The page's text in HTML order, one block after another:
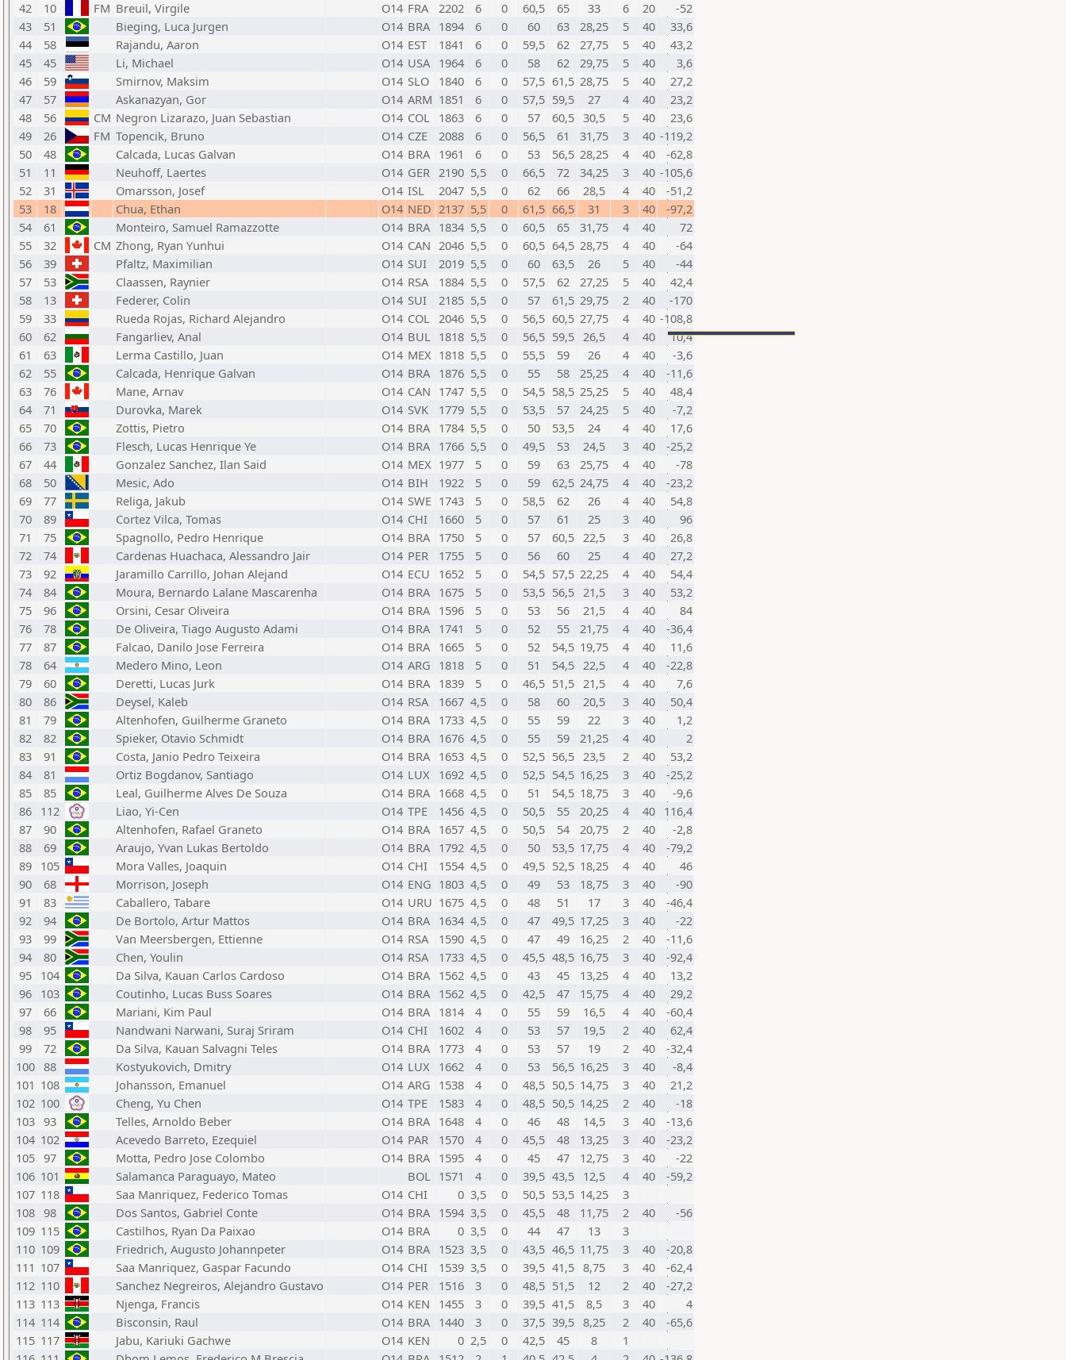
42
10 FM Breuil, Virgile O14 FRA 2202 6 0 60,5 65 33 6 20
-52
43
51 Bieging, Luca Jurgen O14 BRA 1894 6 0 60 63 28,25 5 40
33,6
44
58 Rajandu, Aaron O14 EST 1841 6 0 59,5 62 27,75 5 40
43,2
45
45 Li, Michael O14 USA 1964 6 0 58 62 29,75 5 40
3,6
46
59 Smirnov, Maksim O14 SLO 1840 6 0 57,5 61,5 28,75 5 40
27,2
47
57 Askanazyan, Gor O14 ARM 1851 6 0 57,5 59,5 27 4 40
23,2
48
56 CM Negron Lizarazo, Juan Sebastian O14 COL 1863 6 0 57 60,5 30,5 5 40
23,6
49
26 FM Topencik, Bruno O14 CZE 2088 6 0 56,5 61 31,75 3 40 -119,2
50
48 Calcada, Lucas Galvan O14 BRA 1961 6 0 53 56,5 28,25 4 40
-62,8
51
11 Neuhoff, Laertes O14 GER 2190 5,5 0 66,5 72 34,25 3 40 -105,6
52
31 Omarsson, Josef O14 ISL 2047 5,5 0 62 66 28,5 4 40
-51,2
53
18 Chua, Ethan O14 NED 2137 5,5 0 61,5 66,5 31 3 40
-97,2
54
61 Monteiro, Samuel Ramazzotte O14 BRA 1834 5,5 0 60,5 65 31,75 4 40
72
55
32 CM Zhong, Ryan Yunhui O14 CAN 2046 5,5 0 60,5 64,5 28,75 4 40
-64
56
39 Pfaltz, Maximilian O14 SUI 2019 5,5 0 60 63,5 26 5 40
-44
57
53 Claassen, Raynier O14 RSA 1884 5,5 0 57,5 62 27,25 5 40
42,4
58
13 Federer, Colin O14 SUI 2185 5,5 0 57 61,5 29,75 2 40
-170
59
33 Rueda Rojas, Richard Alejandro O14 COL 2046 5,5 0 56,5 60,5 27,75 4 40 -108,8
60
62 Fangarliev, Anal O14 BUL 1818 5,5 0 56,5 59,5 26,5 4 40
10,4
61
63 Lerma Castillo, Juan O14 MEX 1818 5,5 0 55,5 59 26 4 40
-3,6
62
55 Calcada, Henrique Galvan O14 BRA 1876 5,5 0 55 58 25,25 4 40
-11,6
63
76 Mane, Arnav O14 CAN 1747 5,5 0 54,5 58,5 25,25 5 40
48,4
64
71 Durovka, Marek O14 SVK 1779 5,5 0 53,5 57 24,25 5 40
-7,2
65
70 Zottis, Pietro O14 BRA 1784 5,5 0 50 53,5 24 4 40
17,6
66
73 Flesch, Lucas Henrique Ye O14 BRA 1766 5,5 0 49,5 53 24,5 3 40
-25,2
67
44 Gonzalez Sanchez, Ilan Said O14 MEX 1977 5 0 59 63 25,75 4 40
-78
68
50 Mesic, Ado O14 BIH 1922 5 0 59 62,5 24,75 4 40
-23,2
69
77 Religa, Jakub O14 SWE 1743 5 0 58,5 62 26 4 40
54,8
70
89 Cortez Vilca, Tomas O14 CHI 1660 5 0 57 61 25 3 40
96
71
75 Spagnollo, Pedro Henrique O14 BRA 1750 5 0 57 60,5 22,5 3 40
26,8
72
74 Cardenas Huachaca, Alessandro Jair O14 PER 1755 5 0 56 60 25 4 40
27,2
73
92 Jaramillo Carrillo, Johan Alejand O14 ECU 1652 5 0 54,5 57,5 22,25 4 40
54,4
74
84 Moura, Bernardo Lalane Mascarenha O14 BRA 1675 5 0 53,5 56,5 21,5 3 40
53,2
75
96 Orsini, Cesar Oliveira O14 BRA 1596 5 0 53 56 21,5 4 40
84
76
78 De Oliveira, Tiago Augusto Adami O14 BRA 1741 5 0 52 55 21,75 4 40
-36,4
77
87 Falcao, Danilo Jose Ferreira O14 BRA 1665 5 0 52 54,5 19,75 4 40
11,6
78
64 Medero Mino, Leon O14 ARG 1818 5 0 51 54,5 22,5 4 40
-22,8
79
60 Deretti, Lucas Jurk O14 BRA 1839 5 0 46,5 51,5 21,5 4 40
7,6
80
86 Deysel, Kaleb O14 RSA 1667 4,5 0 58 60 20,5 3 40
50,4
81
79 Altenhofen, Guilherme Graneto O14 BRA 1733 4,5 0 55 59 22 3 40
1,2
82
82 Spieker, Otavio Schmidt O14 BRA 1676 4,5 0 55 59 21,25 4 40
2
83
91 Costa, Janio Pedro Teixeira O14 BRA 1653 4,5 0 52,5 56,5 23,5 2 40
53,2
84
81 Ortiz Bogdanov, Santiago O14 LUX 1692 4,5 0 52,5 54,5 16,25 3 40
-25,2
85
85 Leal, Guilherme Alves De Souza O14 BRA 1668 4,5 0 51 54,5 18,75 3 40
-9,6
86 112 Liao, Yi-Cen O14 TPE 1456 4,5 0 50,5 55 20,25 4 40 116,4
87
90 Altenhofen, Rafael Graneto O14 BRA 1657 4,5 0 50,5 54 20,75 2 40
-2,8
88
69 Araujo, Yvan Lukas Bertoldo O14 BRA 1792 4,5 0 50 53,5 17,75 4 40
-79,2
89 105 Mora Valles, Joaquin O14 CHI 1554 4,5 0 49,5 52,5 18,25 4 40
46
90
68 Morrison, Joseph O14 ENG 1803 4,5 0 49 53 18,75 3 40
-90
91
83 Caballero, Tabare O14 URU 1675 4,5 0 48 51 17 3 40
-46,4
92
94 De Bortolo, Artur Mattos O14 BRA 1634 4,5 0 47 49,5 17,25 3 40
-22
93
99 Van Meersbergen, Ettienne O14 RSA 1590 4,5 0 47 49 16,25 2 40
-11,6
94
80 Chen, Youlin O14 RSA 1733 4,5 0 45,5 48,5 16,75 3 40
-92,4
95 104 Da Silva, Kauan Carlos Cardoso O14 BRA 1562 4,5 0 43 45 13,25 4 40
13,2
96 103 Coutinho, Lucas Buss Soares O14 BRA 1562 4,5 0 42,5 47 15,75 4 40
29,2
97
66 Mariani, Kim Paul O14 BRA 1814 4 0 55 59 16,5 4 40
-60,4
98
95 Nandwani Narwani, Suraj Sriram O14 CHI 1602 4 0 53 57 19,5 2 40
62,4
99
72 Da Silva, Kauan Salvagni Teles O14 BRA 1773 4 0 53 57 19 2 40
-32,4
100 88 Kostyukovich, Dmitry O14 LUX 1662 4 0 53 56,5 16,25 3 40
-8,4
101 108 Johansson, Emanuel O14 ARG 1538 4 0 48,5 50,5 14,75 3 40
21,2
102 100 Cheng, Yu Chen O14 TPE 1583 4 0 48,5 50,5 14,25 2 40
-18
103 93 Telles, Arnoldo Beber O14 BRA 1648 4 0 46 48 14,5 3 40
-13,6
104 102 Acevedo Barreto, Ezequiel O14 PAR 1570 4 0 45,5 48 13,25 3 40
-23,2
105 97 Motta, Pedro Jose Colombo O14 BRA 1595 4 0 45 47 12,75 3 40
-22
106 101 Salamanca Paraguayo, Mateo BOL 1571 4 0 39,5 43,5 12,5 4 40
-59,2
107 118 Saa Manriquez, Federico Tomas O14 CHI 0 3,5 0 50,5 53,5 14,25
3
108 98 Dos Santos, Gabriel Conte O14 BRA 1594 3,5 0 45,5 48 11,75 2 40
-56
109 115 Castilhos, Ryan Da Paixao O14 BRA 0 3,5 0 44 47 13
3
110 109 Friedrich, Augusto Johannpeter O14 BRA 1523 3,5 0 43,5 46,5 11,75 3 40
-20,8
111 107 Saa Manriquez, Gaspar Facundo O14 CHI 1539 3,5 0 39,5 41,5 8,75 3 40
-62,4
112 110 Sanchez Negreiros, Alejandro Gustavo O14 PER 1516 3 0 48,5 51,5 12 2 40
-27,2
113 113 Njenga, Francis O14 KEN 1455 3 0 39,5 41,5 8,5 3 40
4
114 114 Bisconsin, Raul O14 BRA 1440 3 0 37,5 39,5 8,25 2 40
-65,6
115 117 Jabu, Kariuki Gachwe O14 KEN 0 2,5 0 42,5 45 8
1